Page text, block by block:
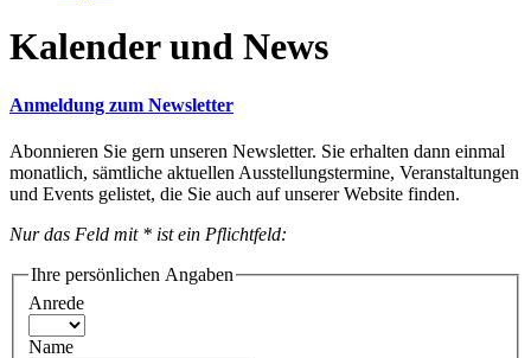
Kalender und News
Anmeldung zum Newsletter
Abonnieren Sie gern unseren Newsletter. Sie erhalten dann einmal
monatlich, sämtliche aktuellen Ausstellungstermine, Veranstaltungen
und Events gelistet, die Sie auch auf unserer Website finden.
Nur das Feld mit * ist ein Pflichtfeld:
Ihre persönlichen Angaben
Anrede
Name